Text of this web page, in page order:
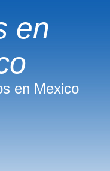
en
en Mexico